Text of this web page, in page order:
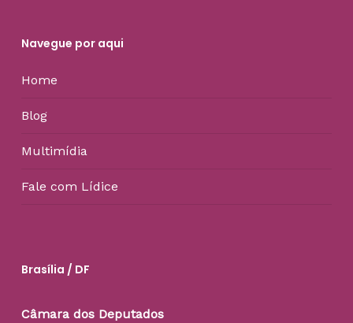
Navegue por aqui
Home
Blog
Multimídia
Fale com Lídice
Brasília / DF
Câmara dos Deputados